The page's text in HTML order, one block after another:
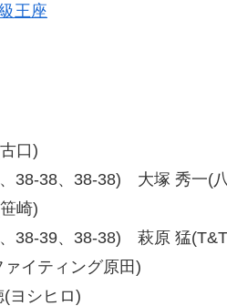
王座
口)
38-38、38-38) 大塚 秀一(
崎)
38-39、38-38) 萩原 猛
イティング原田)
シヒロ)